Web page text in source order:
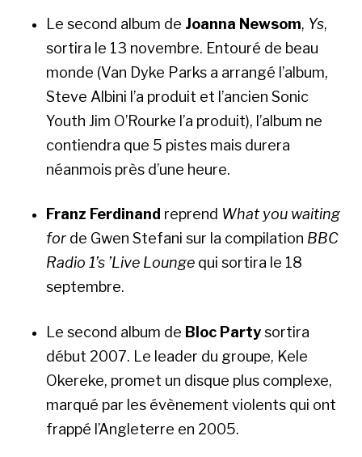
Le second album de Joanna Newsom, Ys,
sortira le 13 novembre. Entouré de beau
monde (Van Dyke Parks a arrangé l’album,
Steve Albini l’a produit et l’ancien Sonic
Youth Jim O’Rourke l’a produit), l’album ne
contiendra que 5 pistes mais durera
néanmois près d’une heure.
Franz Ferdinand reprend What you waiting
for de Gwen Stefani sur la compilation BBC
Radio 1’s ’Live Lounge qui sortira le 18
septembre.
Le second album de Bloc Partysortira
début 2007. Le leader du groupe, Kele
Okereke, promet un disque plus complexe,
marqué par les évènement violents qui ont
frappé l’Angleterre en 2005.